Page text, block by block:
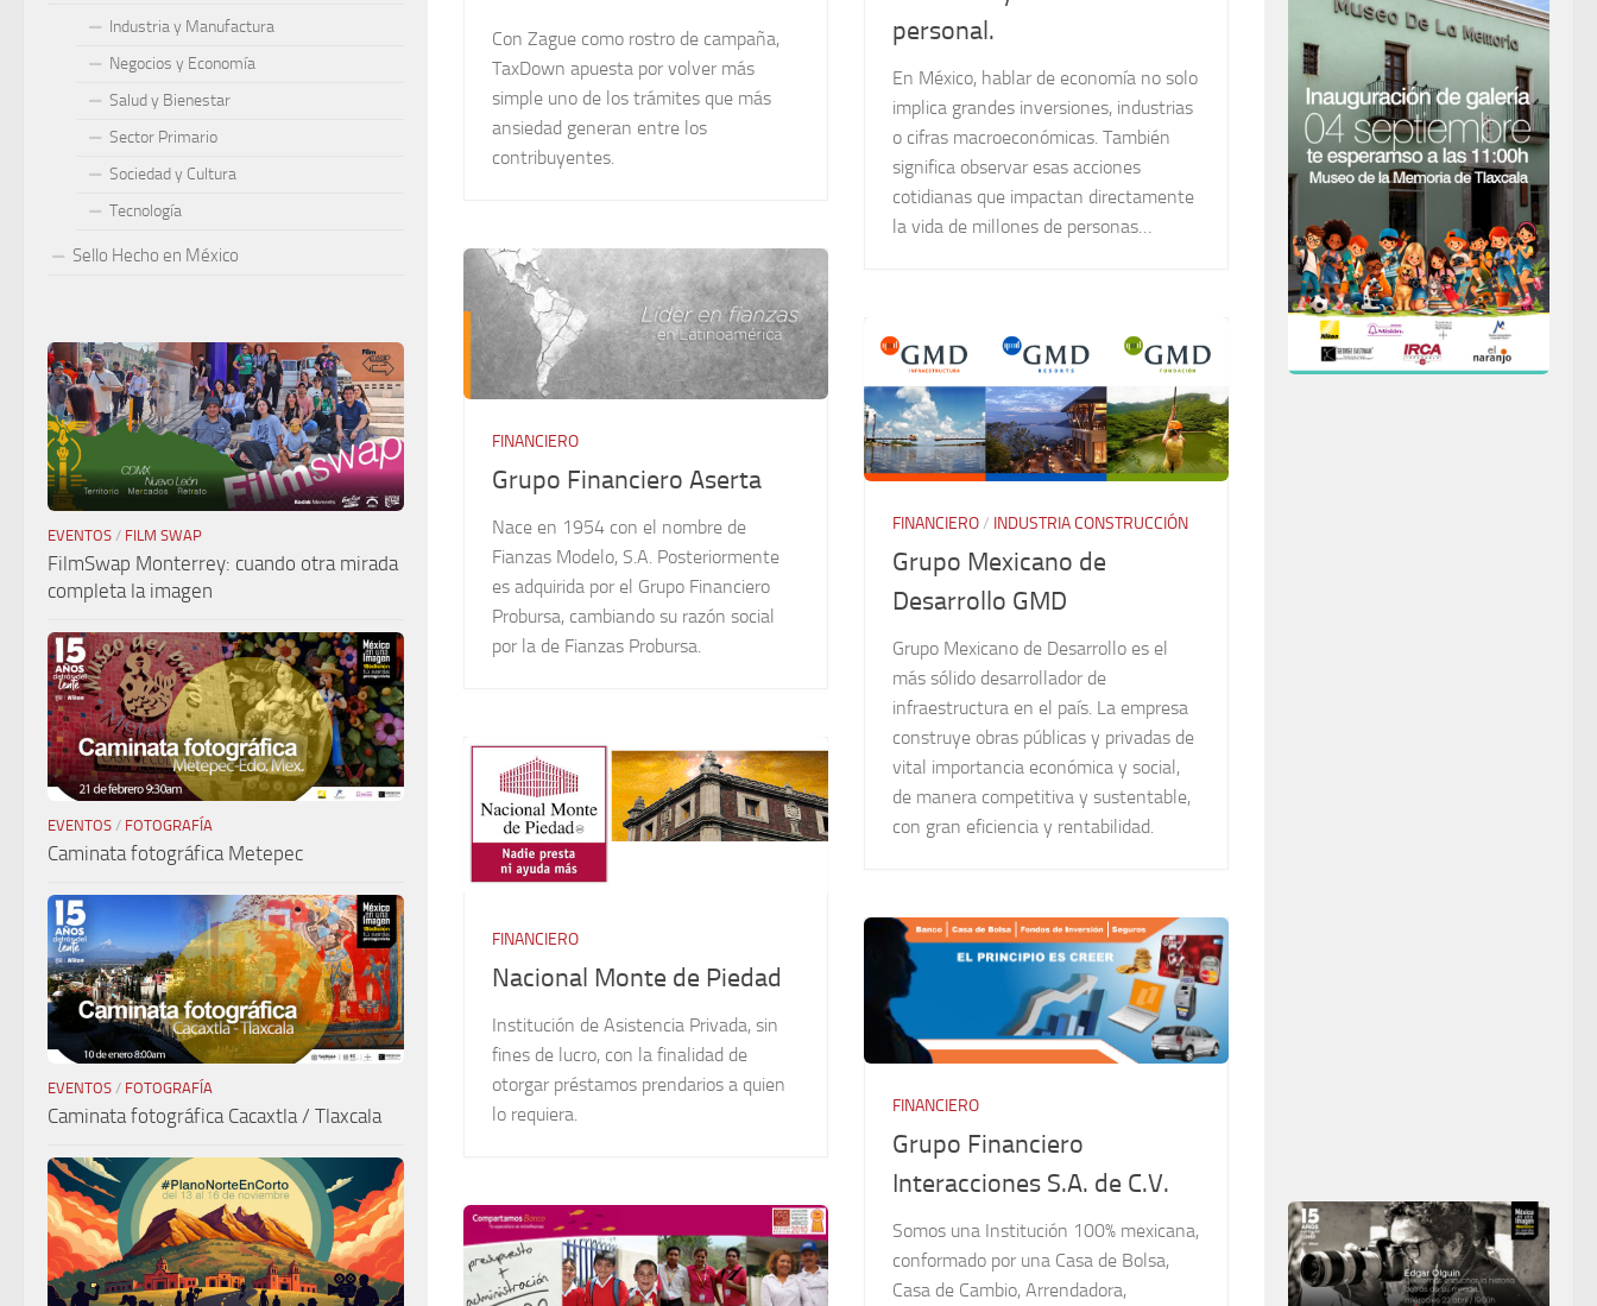
Con Zague como rostro de campaña,
TaxDown apuesta por volver más
simple uno de los trámites que más
ansiedad generan entre los
contribuyentes.
personal.
En México, hablar de economía no solo
implica grandes inversiones, industrias
o cifras macroeconómicas. También
significa observar esas acciones
cotidianas que impactan directamente
la vida de millones de personas…
FINANCIERO
Grupo Financiero Aserta
Nace en 1954 con el nombre de
Fianzas Modelo, S.A. Posteriormente
es adquirida por el Grupo Financiero
Probursa, cambiando su razón social
por la de Fianzas Probursa.
FINANCIERO/ INDUSTRIA CONSTRUCCIÓN
Grupo Mexicano de
Desarrollo GMD
Grupo Mexicano de Desarrollo es el
más sólido desarrollador de
infraestructura en el país. La empresa
construye obras públicas y privadas de
vital importancia económica y social,
de manera competitiva y sustentable,
con gran eficiencia y rentabilidad.
FINANCIERO
Nacional Monte de Piedad
Institución de Asistencia Privada, sin
fines de lucro, con la finalidad de
otorgar préstamos prendarios a quien
lo requiera.
FINANCIERO
Grupo Financiero
Interacciones S.A. de C.V.
Somos una Institución 100% mexicana,
conformado por una Casa de Bolsa,
Casa de Cambio, Arrendadora,
Industria y Manufactura
Negocios y Economía
Salud y Bienestar
Sector Primario
Sociedad y Cultura
Tecnología
Sello Hecho en México
EVENTOS / FILM SWAP
FilmSwap Monterrey: cuando otra mirada
completa la imagen
EVENTOS / FOTOGRAFÍA
Caminata fotográfica Metepec
EVENTOS / FOTOGRAFÍA
Caminata fotográfica Cacaxtla / Tlaxcala